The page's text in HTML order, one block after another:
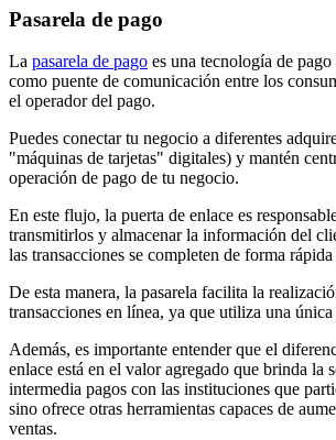
Pasarela de pago
La pasarela de pago es una tecnología de
como puente de comunicación entre los
el operador del pago.
Puedes conectar tu negocio a diferentes
"máquinas de tarjetas" digitales) y mantén
operación de pago de tu negocio.
En este flujo, la puerta de enlace es
transmitirlos y almacenar la información del
las transacciones se completen de forma
De esta manera, la pasarela facilita la
transacciones en línea, ya que utiliza una
Además, es importante entender que el
enlace está en el valor agregado que brinda la
intermedia pagos con las instituciones que
sino ofrece otras herramientas capaces de
ventas.